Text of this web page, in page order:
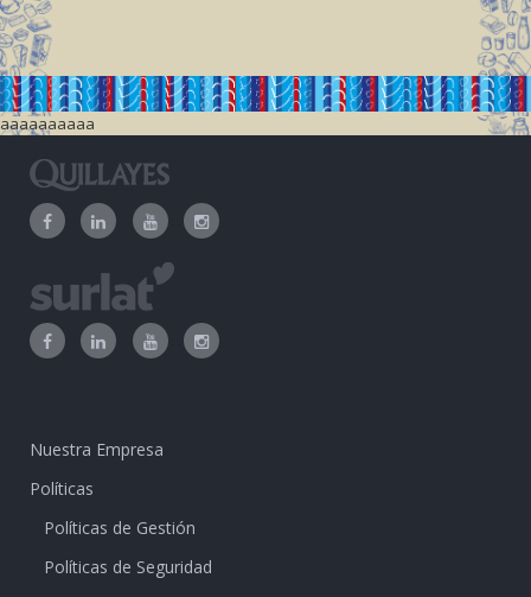
aaaaaaaaaa
Nuestra Empresa
Políticas
Políticas de Gestión
Políticas de Seguridad